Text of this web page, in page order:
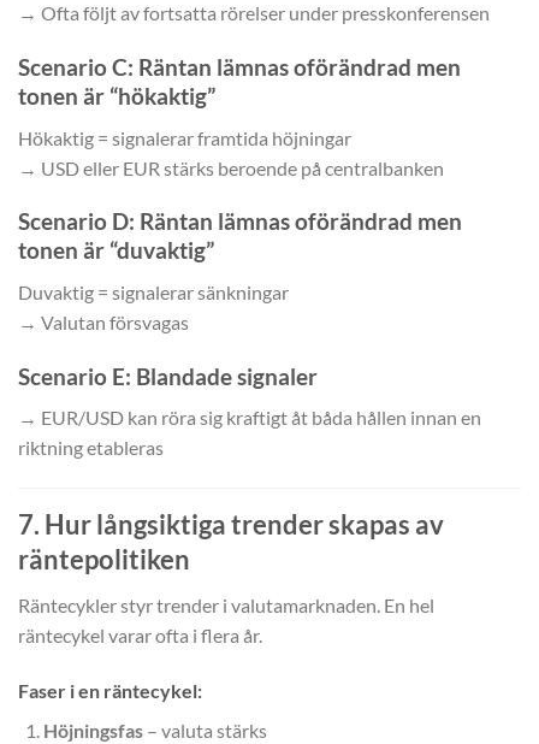
→ Ofta följt av fortsatta rörelser under presskonferensen
Scenario C: Räntan lämnas oförändrad men
tonen är “hökaktig”
Hökaktig = signalerar framtida höjningar
→ USD eller EUR stärks beroende på centralbanken
Scenario D: Räntan lämnas oförändrad men
tonen är “duvaktig”
Duvaktig = signalerar sänkningar
→ Valutan försvagas
Scenario E: Blandade signaler
→ EUR/USD kan röra sig kraftigt åt båda hållen innan en
riktning etableras
7. Hur långsiktiga trender skapas av
räntepolitiken
Räntecykler styr trender i valutamarknaden. En hel
räntecykel varar ofta i flera år.
Faser i en räntecykel:
Höjningsfas– valuta stärks